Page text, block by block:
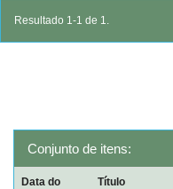
Resultado 1-1 de 1.
Conjunto de itens:
Data do
Título